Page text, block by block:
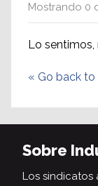
Mostrando 0
Lo sentimos,
« Go back to
Sobre
Los sindicatos